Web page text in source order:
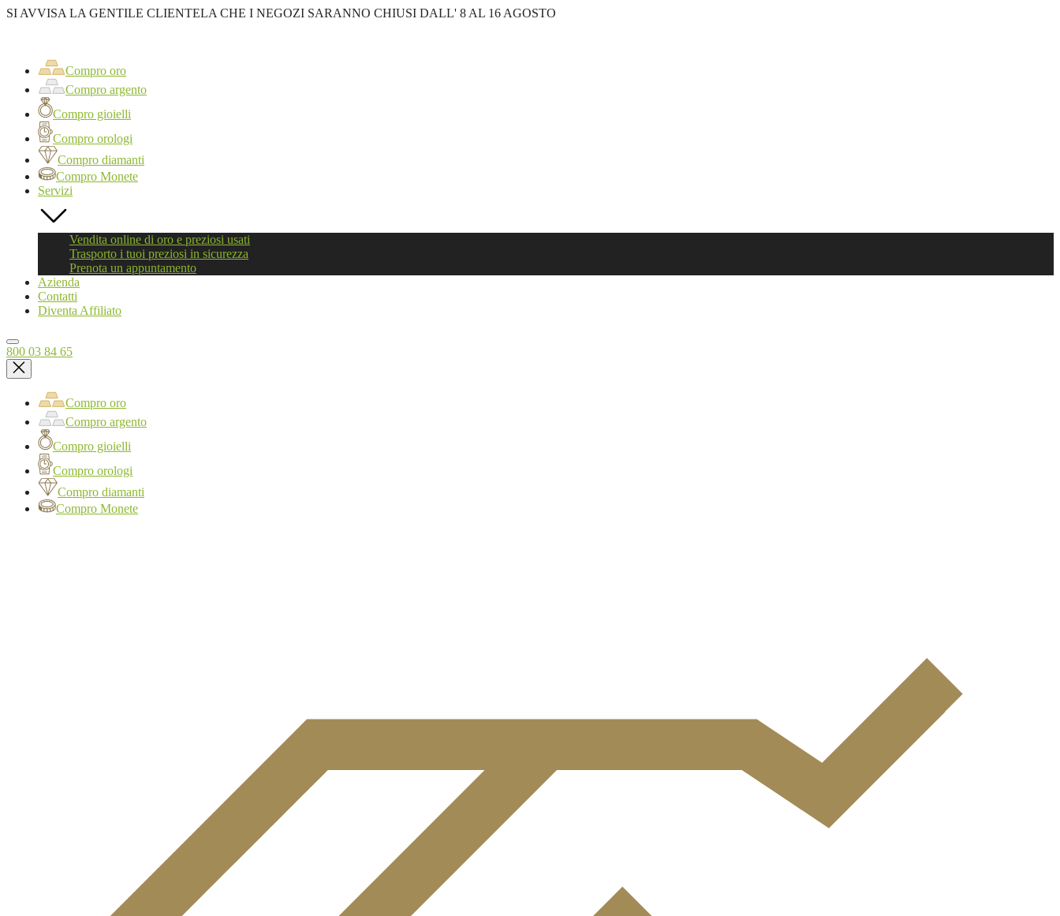
SI AVVISA LA GENTILE CLIENTELA CHE I NEGOZI SARANNO CHIUSI DALL' 8 AL 16 AGOSTO
Compro oro
Compro argento
Compro gioielli
Compro orologi
Compro diamanti
Compro Monete
Servizi
Vendita online di oro e preziosi usati
Trasporto i tuoi preziosi in sicurezza
Prenota un appuntamento
Azienda
Contatti
Diventa Affiliato
800 03 84 65
Compro oro
Compro argento
Compro gioielli
Compro orologi
Compro diamanti
Compro Monete